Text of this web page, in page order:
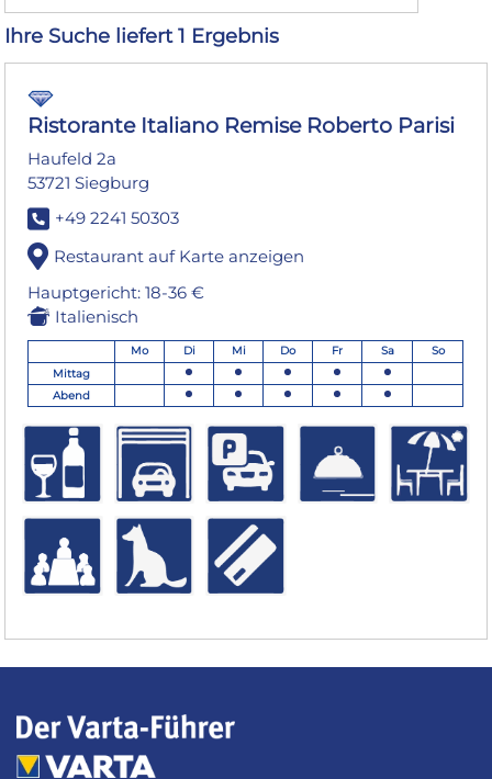
Ihre Suche liefert 1 Ergebnis
Ristorante Italiano Remise Roberto Parisi
Haufeld 2a
53721 Siegburg
+49 2241 50303
Restaurant auf Karte anzeigen
Hauptgericht: 18-36 €
Italienisch
Mo Di Mi Do Fr Sa
So
Mittag
Abend